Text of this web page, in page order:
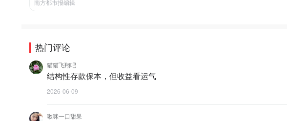
南方都市报编辑
热门评论
猫猫飞翔吧
结构性存款保本，但收益看运气
2026-06-09
啾咪一口甜果